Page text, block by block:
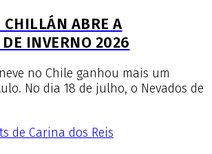
CHILLÁN ABRE A
INVERNO 2026
no Chile ganhou mais um
No dia 18 de julho, o Nevados de
de Carina dos Reis